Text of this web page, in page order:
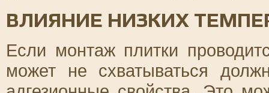
ВЛИЯНИЕ НИЗКИХ
Если монтаж плитки
может не схватываться